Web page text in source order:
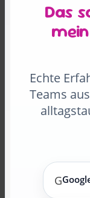
Das
Echte
Teams
G